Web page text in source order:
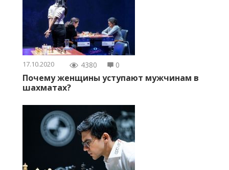
17.10.2020 4380 0
Почему женщины уступают мужчинам в
шахматах?